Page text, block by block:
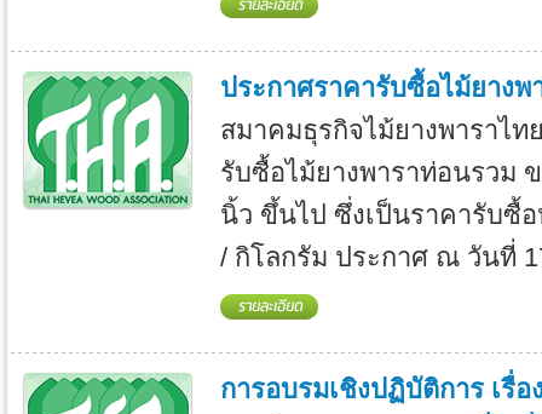
ประกาศราคารับซื้อไม้ยางพ
สมาคมธุรกิจไม้ยางพาราไ
รับซื้อไม้ยางพาราท่อนรวม
นิ้ว ขึ้นไป ซึ่งเป็นราคารับซื้
/ กิโลกรัม ประกาศ ณ วันที่
การอบรมเชิงปฏิบัติการ เรื่